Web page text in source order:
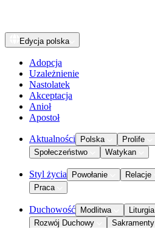
Edycja polska
Adopcja
Uzależnienie
Nastolatek
Akceptacja
Anioł
Apostoł
Aktualności Polska Prolife
Społeczeństwo
Watykan
Styl życia Powołanie Relacje
Praca
Duchowość Modlitwa Liturgia
Rozwój Duchowy
Sakramenty